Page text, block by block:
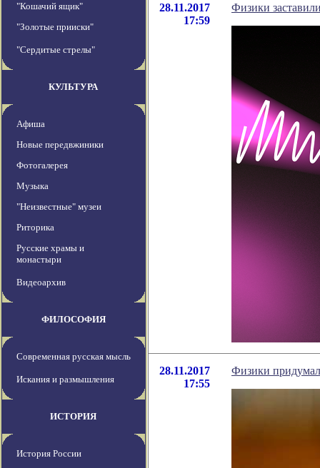
"Кошачий ящик"
"Золотые прииски"
"Сердитые стрелы"
КУЛЬТУРА
Афиша
Новые передвжиники
Фотогалерея
Музыка
"Неизвестные" музеи
Риторика
Русские храмы и
монастыри
Видеоархив
ФИЛОСОФИЯ
Современная русская мысль
Искания и размышления
ИСТОРИЯ
История России
28.11.2017
17:59
Физики
28.11.2017
17:55
Физики